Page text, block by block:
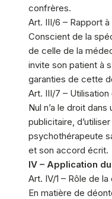
confrères.
Art. III/6 – Rapport
Conscient de la
de celle de la
invite son patient à
garanties de cette
Art. III/7 – Utilisation
Nul n’a le droit
publicitaire,
psychothérapeute
et son accord écrit.
IV – Application
Art. IV/1 – Rôle de
En matière de